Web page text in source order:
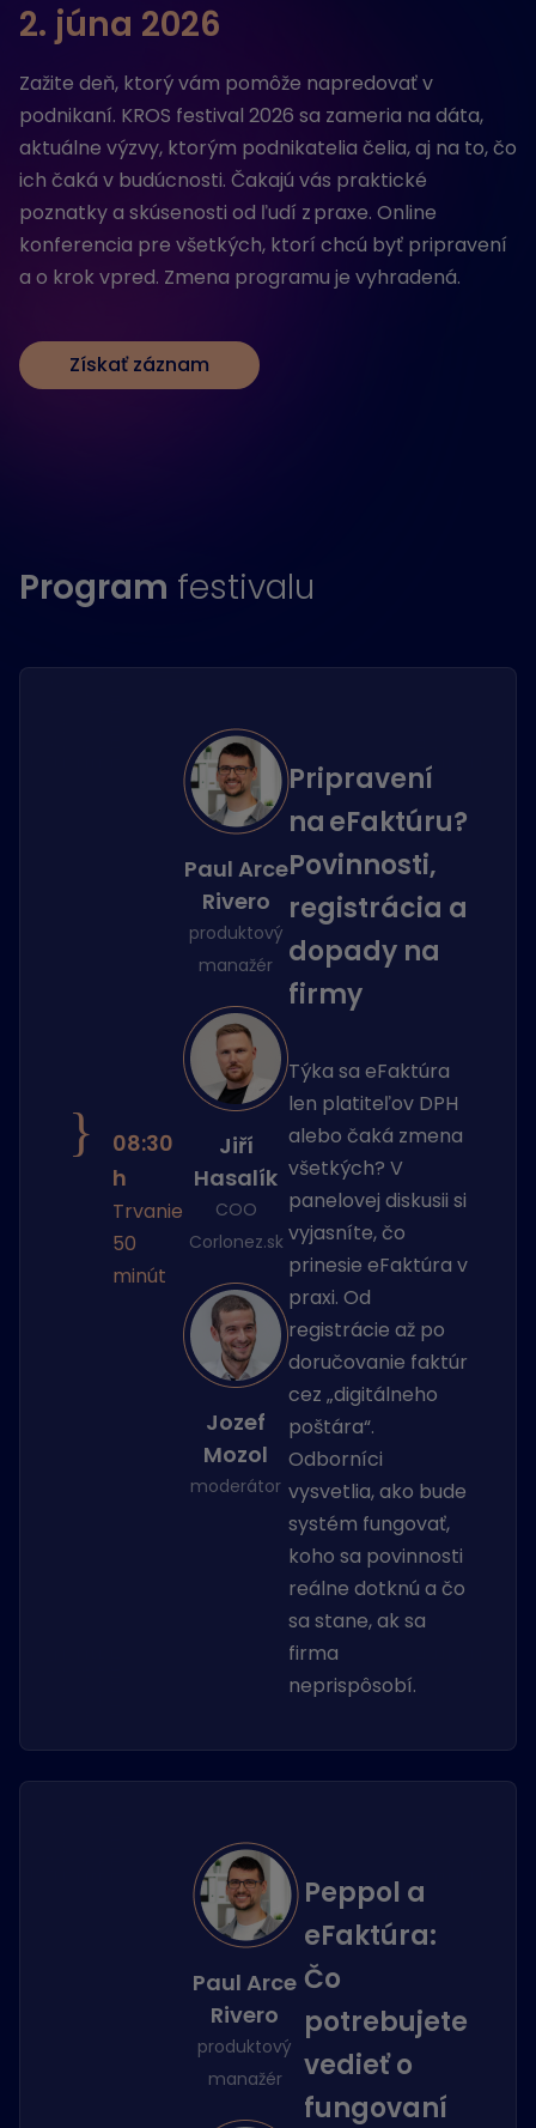
2. júna 2026
Zažite deň, ktorý vám pomôže napredovať v
podnikaní. KROS festival 2026 sa zameria na dáta,
aktuálne výzvy, ktorým podnikatelia čelia, aj na to, čo
ich čaká v budúcnosti. Čakajú vás praktické
poznatky a skúsenosti od ľudí z praxe. Online
konferencia pre všetkých, ktorí chcú byť pripravení
a o krok vpred. Zmena programu je vyhradená.
Získať záznam
Program festivalu
}
08:30
h
Trvanie
50
minút
Paul Arce
Rivero
produktový
manažér
Jiří
Hasalík
COO
Corlonez.sk
Jozef
Mozol
moderátor
Pripravení
na eFaktúru?
Povinnosti,
registrácia a
dopady na
firmy
Týka sa eFaktúra
len platiteľov DPH
alebo čaká zmena
všetkých? V
panelovej diskusii si
vyjasníte, čo
prinesie eFaktúra v
praxi. Od
registrácie až po
doručovanie faktúr
cez „digitálneho
poštára“.
Odborníci
vysvetlia, ako bude
systém fungovať,
koho sa povinnosti
reálne dotknú a čo
sa stane, ak sa
firma
neprispôsobí.
Paul Arce
Rivero
produktový
manažér
Peppol a
eFaktúra:
Čo
potrebujete
vedieť o
fungovaní